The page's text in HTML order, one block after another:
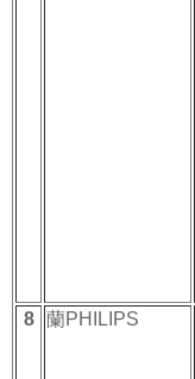
8 蘭PHILIPS